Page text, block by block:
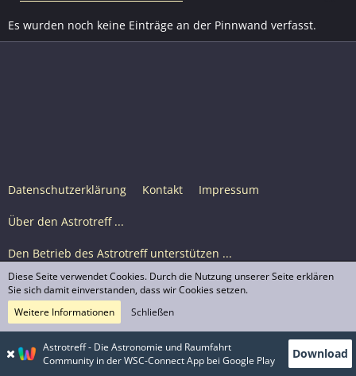
Es wurden noch keine Einträge an der Pinnwand verfasst.
Datenschutzerklärung Kontakt Impressum
Über den Astrotreff ...
Den Betrieb des Astrotreff unterstützen ...
Nutzungsbedingungen
© Astrotreff 2001-2026, lizenziert unter CC BY-SA,
sofern für einzelne Inhalte nicht anders angegeben
Astrotreff - Die Astronomie und Raumfahrt
Community in der WSC-Connect App bei Google Play
Download
Diese Seite verwendet Cookies. Durch die Nutzung unserer Seite erklären
Sie sich damit einverstanden, dass wir Cookies setzen.
Weitere Informationen
Schließen